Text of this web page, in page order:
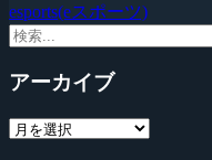
esports(eスポーツ)
アーカイブ